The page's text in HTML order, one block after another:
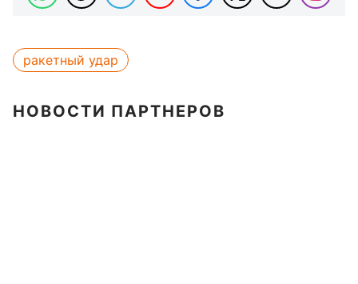
ракетный удар
НОВОСТИ ПАРТНЕРОВ